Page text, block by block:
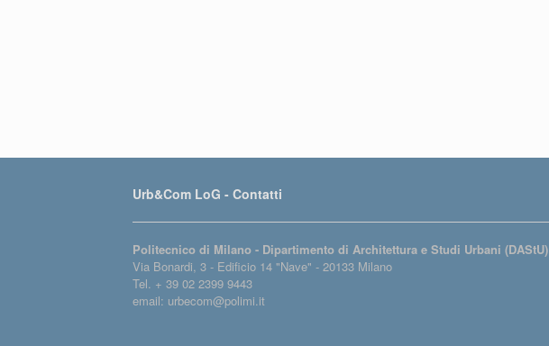
Urb&Com LoG - Contatti
Politecnico di Milano - Dipartimento di Architettura e Studi Urbani (DAStU)
Via Bonardi, 3 - Edificio 14 "Nave" - 20133 Milano
Tel. + 39 02 2399 9443
email: urbecom@polimi.it